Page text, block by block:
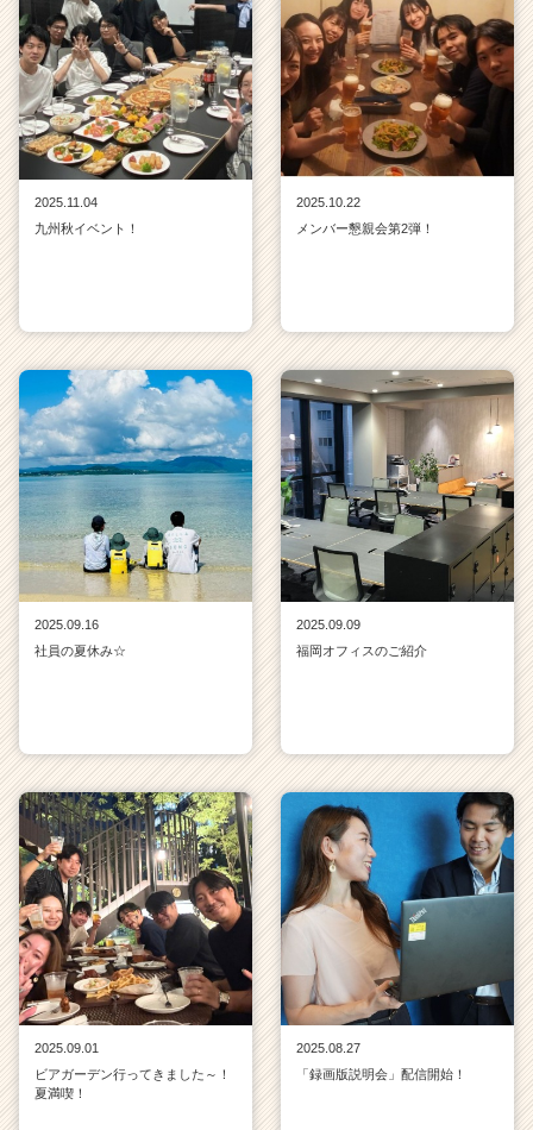
2025.11.04
九州秋イベント！
2025.10.22
メンバー懇親会第2弾！
2025.09.16
社員の夏休み☆
2025.09.09
福岡オフィスのご紹介
2025.09.01
ビアガーデン行ってきました～！
夏満喫！
2025.08.27
「録画版説明会」配信開始！